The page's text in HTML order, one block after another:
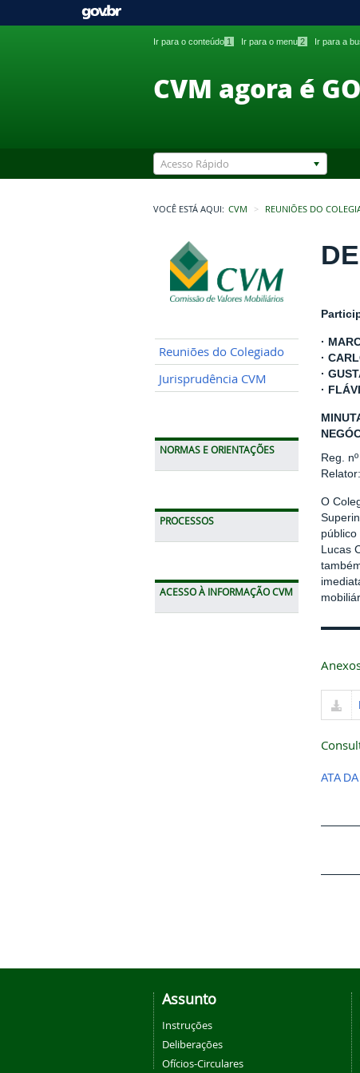
Ir para o conteúdo 1 Ir para o menu 2 Ir para a
CVM agora é
Acesso Rápido
VOCÊ ESTÁ AQUI: CVM REUNIÕES DO
Reuniões do Colegiado
Jurisprudência CVM
NORMAS E ORIENTAÇÕES
PROCESSOS
ACESSO À INFORMAÇÃO CVM
·
·
·
·
Reg.
O
Lucas
ATA
Assunto
Instruções
Deliberações
Ofícios-Circulares